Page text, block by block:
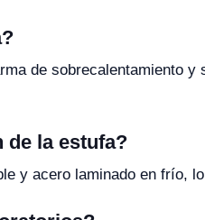
de sobrecalentamiento
de la estufa?
y acero laminado en frío,